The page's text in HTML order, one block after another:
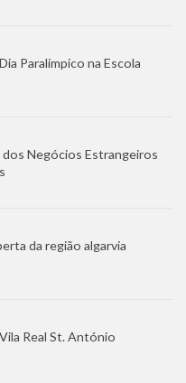
Paralímpico na Escola
Negócios Estrangeiros
da região algarvia
Real St. António